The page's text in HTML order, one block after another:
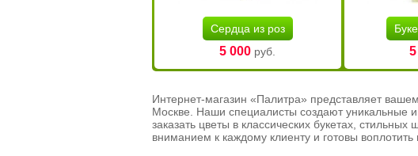
Сердца из роз
5 000 руб.
Интернет-магазин «Палитра» представляет
Москве. Наши специалисты создают уникальные
заказать цветы в классических букетах,
вниманием к каждому клиенту и готовы